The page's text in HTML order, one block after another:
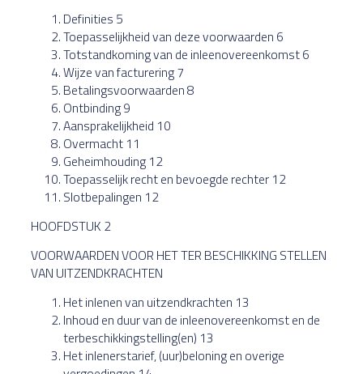
Definities 5
Toepasselijkheid van deze voorwaarden 6
Totstandkoming van de inleenovereenkomst 6
Wijze van facturering 7
Betalingsvoorwaarden 8
Ontbinding 9
Aansprakelijkheid 10
Overmacht 11
Geheimhouding 12
Toepasselijk recht en bevoegde rechter 12
Slotbepalingen 12
HOOFDSTUK 2
VOORWAARDEN VOOR HET TER BESCHIKKING STELLEN
VAN UITZENDKRACHTEN
Het inlenen van uitzendkrachten 13
Inhoud en duur van de inleenovereenkomst en de
terbeschikkingstelling(en) 13
Het inlenerstarief, (uur)beloning en overige